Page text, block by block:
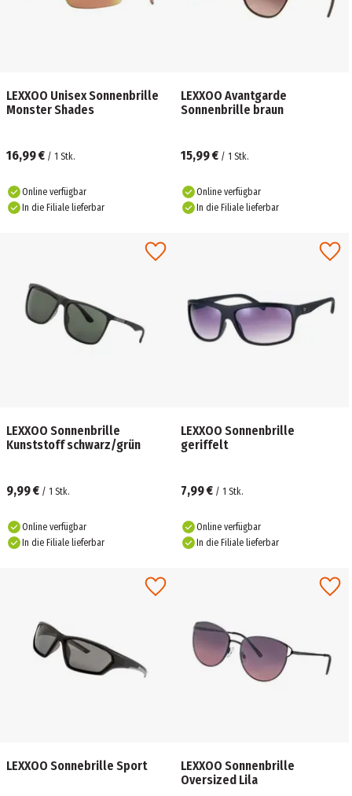
LEXXOO Unisex Sonnenbrille
Monster Shades
16,99 € / 1 Stk.
Online verfügbar
In die Filiale lieferbar
LEXXOO Avantgarde
Sonnenbrille braun
15,99 € / 1 Stk.
Online verfügbar
In die Filiale lieferbar
LEXXOO Sonnenbrille
Kunststoff schwarz/grün
9,99 € / 1 Stk.
Online verfügbar
In die Filiale lieferbar
LEXXOO Sonnenbrille
geriffelt
7,99 € / 1 Stk.
Online verfügbar
In die Filiale lieferbar
LEXXOO Sonnebrille Sport
LEXXOO Sonnenbrille
Oversized Lila